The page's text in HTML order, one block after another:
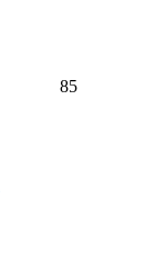
85